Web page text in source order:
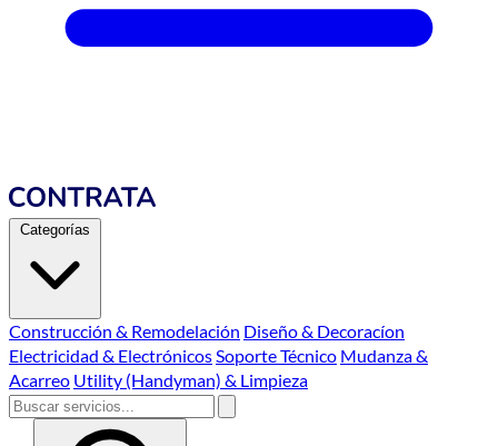
Categorías
Construcción & Remodelación Diseño & Decoracíon
Electricidad & ElectrónicosSoporte Técnico Mudanza &
Acarreo Utility (Handyman) & Limpieza